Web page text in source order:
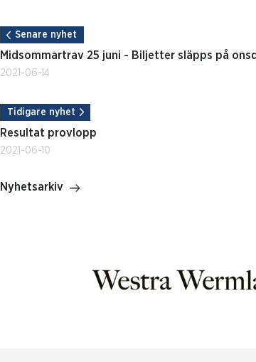
Senare nyhet
Midsommartrav 25 juni - Biljetter släpps på
2021-06-14
Tidigare nyhet
Resultat provlopp
2021-06-10
Nyhetsarkiv